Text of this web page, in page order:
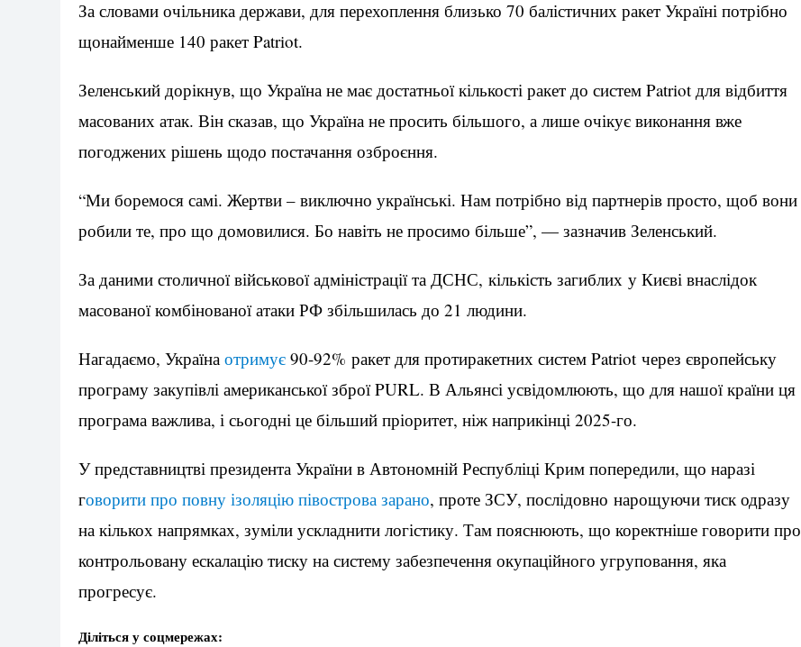
За словами очільника держави, для перехоплення близько 70 балістичних ракет Україні потрібно
щонайменше 140 ракет Patriot.
Зеленський дорікнув, що Україна не має достатньої кількості ракет до систем Patriot для відбиття
масованих атак. Він сказав, що Україна не просить більшого, а лише очікує виконання вже
погоджених рішень щодо постачання озброєння.
“Ми боремося самі. Жертви – виключно українські. Нам потрібно від партнерів просто, щоб вони
робили те, про що домовилися. Бо навіть не просимо більше”, — зазначив Зеленський.
За даними столичної військової адміністрації та ДСНС, кількість загиблих у Києві внаслідок
масованої комбінованої атаки РФ збільшилась до 21 людини.
Нагадаємо, Україна отримує 90-92% ракет для протиракетних систем Patriot через європейську
програму закупівлі американської зброї PURL. В Альянсі усвідомлюють, що для нашої країни ця
програма важлива, і сьогодні це більший пріоритет, ніж наприкінці 2025-го.
У представництві президента України в Автономній Республіці Крим попередили, що наразі
говорити про повну ізоляцію півострова зарано, проте ЗСУ, послідовно нарощуючи тиск одразу
на кількох напрямках, зуміли ускладнити логістику. Там пояснюють, що коректніше говорити про
контрольовану ескалацію тиску на систему забезпечення окупаційного угруповання, яка
прогресує.
Діліться у соцмережах: